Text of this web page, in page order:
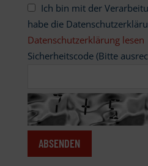
habe die
Datenschutzerklärung lesen
Sicherheitscode (Bitte